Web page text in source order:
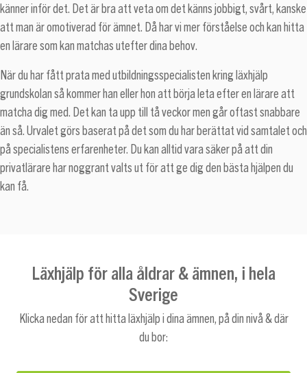
känner inför det. Det är bra att veta om det känns jobbigt, svårt, kanske
att man är omotiverad för ämnet. Då har vi mer förståelse och kan hitta
en lärare som kan matchas utefter dina behov.
När du har fått prata med utbildningsspecialisten kring läxhjälp
grundskolan så kommer han eller hon att börja leta efter en lärare att
matcha dig med. Det kan ta upp till tå veckor men går oftast snabbare
än så. Urvalet görs baserat på det som du har berättat vid samtalet och
på specialistens erfarenheter. Du kan alltid vara säker på att din
privatlärare har noggrant valts ut för att ge dig den bästa hjälpen du
kan få.
Läxhjälp för alla åldrar & ämnen, i hela
Sverige
Klicka nedan för att hitta läxhjälp i dina ämnen, på din nivå & där
du bor: